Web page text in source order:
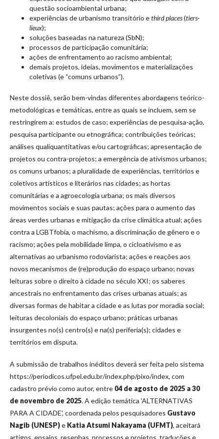
questão socioambiental urbana;
experiências de urbanismo transitório ethird places(tiers-
lieux);
soluções baseadas na natureza (SbN);
processos de participação comunitária;
ações de enfrentamento ao racismo ambiental;
demais projetos, ideias, movimentos e materializações
coletivas (e “comuns urbanos”).
Neste dossiê, serão bem-vindas diferentes abordagens teórico-
metodológicas e temáticas, entre as quais se incluem, sem se
restringirem a: estudos de caso; experiências de pesquisa-ação,
pesquisa participante ou etnográfica; contribuições teóricas;
análises qualiquantitativas e/ou cartográficas; apresentação de
projetos ou contra-projetos; a emergência de ativismos urbanos;
os comuns urbanos; a pluralidade de experiências, territórios e
coletivos artísticos e literários nas cidades; as hortas
comunitárias e a agroecologia urbana; os mais diversos
movimentos sociais e suas pautas; ações para o aumento das
áreas verdes urbanas e mitigação da crise climática atual; ações
contra a LGBTfobia, o machismo, a discriminação de gênero e o
racismo; ações pela mobilidade limpa, o cicloativismo e as
alternativas ao urbanismo rodoviarista; ações e reações aos
novos mecanismos de (re)produção do espaço urbano; novas
leituras sobre o direito à cidade no século XXI; os saberes
ancestrais no enfrentamento das crises urbanas atuais; as
diversas formas de habitar a cidade e as lutas por moradia social;
leituras decoloniais do espaço urbano; práticas urbanas
insurgentes no(s) centro(s) e na(s) periferia(s); cidades e
territórios em disputa.
A submissão de trabalhos inéditos deverá ser feita pelo sistema
https://periodicos.ufpel.edu.br/index.php/pixo/index, com
cadastro prévio como autor, entre 04 de agosto de 2025 a 30
de novembro de 2025. A edição temática 'ALTERNATIVAS
PARA A CIDADE', coordenada pelos pesquisadores Gustavo
Nagib (UNESP)e Katia Atsumi Nakayama (UFMT), aceitará
artigos, ensaios, resenhas, processos e projetos, traduções e